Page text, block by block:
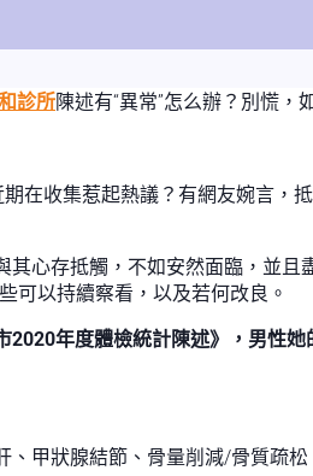
診所陳述有“異常”怎么辦？別慌，
期在收集惹起熱議？有網友婉言，
心存抵觸，不如安然面臨，並且
可以持續察看，以及若何改良。
2020年度體檢統計陳述》，男性
、甲狀腺結節、骨量削減/骨質疏